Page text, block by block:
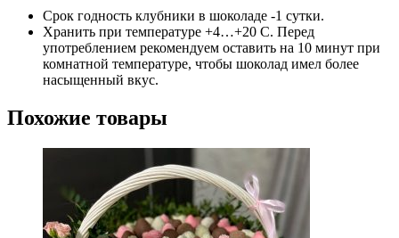
Срок годность клубники в шоколаде -1 сутки.
Хранить при температуре +4…+20 С. Перед
употреблением рекомендуем оставить на 10 минут при
комнатной температуре, чтобы шоколад имел более
насыщенный вкус.
Похожие товары